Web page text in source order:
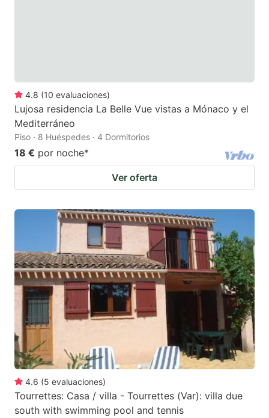
4.8 (10 evaluaciones)
Lujosa residencia La Belle Vue vistas a Mónaco y el
Mediterráneo
Piso · 8 Huéspedes · 4 Dormitorios
18 € por noche*
Ver oferta
4.6 (5 evaluaciones)
Tourrettes: Casa / villa - Tourrettes (Var): villa due
south with swimming pool and tennis